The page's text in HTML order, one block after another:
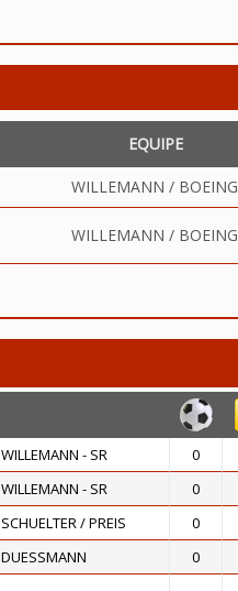
EQUIPE
WILLEMANN / BOEING
WILLEMANN / BOEING
WILLEMANN - SR 0
WILLEMANN - SR 0
SCHUELTER / PREIS 0
DUESSMANN 0